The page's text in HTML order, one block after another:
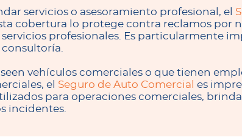
servicios o asesoramiento profesional, el
cobertura lo protege contra reclamos por
profesionales. Es particularmente
vehículos comerciales o que tienen
el Seguro de Auto Comercial es
para operaciones comerciales,
incidentes.